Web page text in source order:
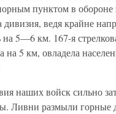
пунктом в обороне
дивизия, ведя крайне
на 5—6 км. 167-я
на 5 км, овладела
наших войск сильно
Ливни размыли горные